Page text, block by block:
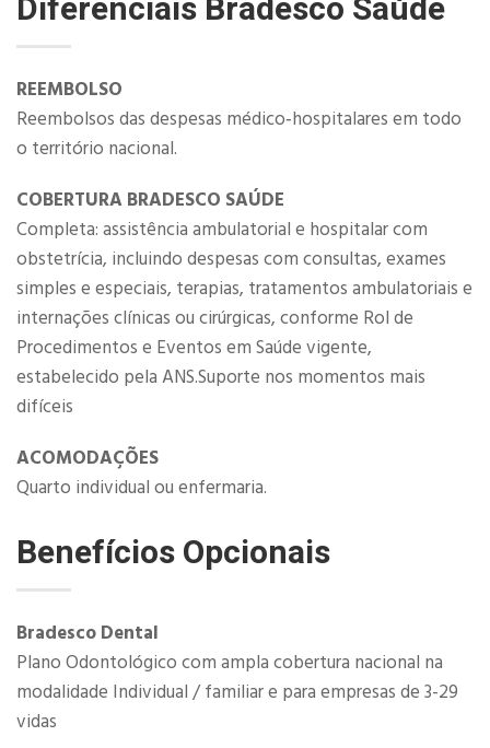
Diferenciais Bradesco Saúde
REEMBOLSO
Reembolsos das despesas médico‐hospitalares em todo
o território nacional.
COBERTURA BRADESCO SAÚDE
Completa: assistência ambulatorial e hospitalar com
obstetrícia, incluindo despesas com consultas, exames
simples e especiais, terapias, tratamentos ambulatoriais e
internações clínicas ou cirúrgicas, conforme Rol de
Procedimentos e Eventos em Saúde vigente,
estabelecido pela ANS.Suporte nos momentos mais
difíceis​
ACOMODAÇÕES
Quarto individual ou enfermaria.
Benefícios Opcionais
​Bradesco Dental
Plano Odontológico com ampla cobertura nacional na
modalidade Individual / familiar e para empresas de 3-29
vidas